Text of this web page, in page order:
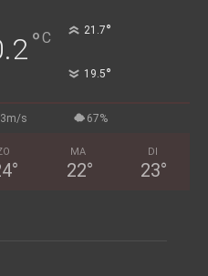
°C 21.7°
19.5°
s 67%
°
MA
22°
DI
23°